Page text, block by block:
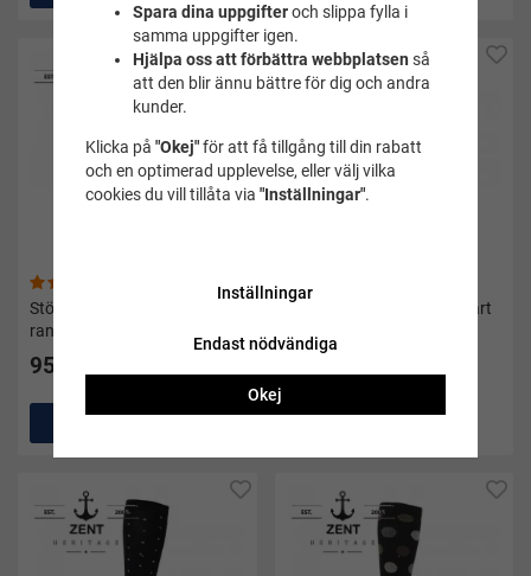
Stödstrumpor medical marin
randig bambu - Zent
95 kr
Stödstrumpor medical svart
Spara dina uppgifteroch slippa fylla i
samma uppgifter igen.
Hjälpa oss att förbättra webbplatsen så
att den blir ännu bättre för dig och andra
kunder.
Klicka på "Okej"för att få tillgång till din rabatt
och en optimerad upplevelse, eller välj vilka
cookies du vill tillåta via "Inställningar".
Inställningar
Endast nödvändiga
Okej